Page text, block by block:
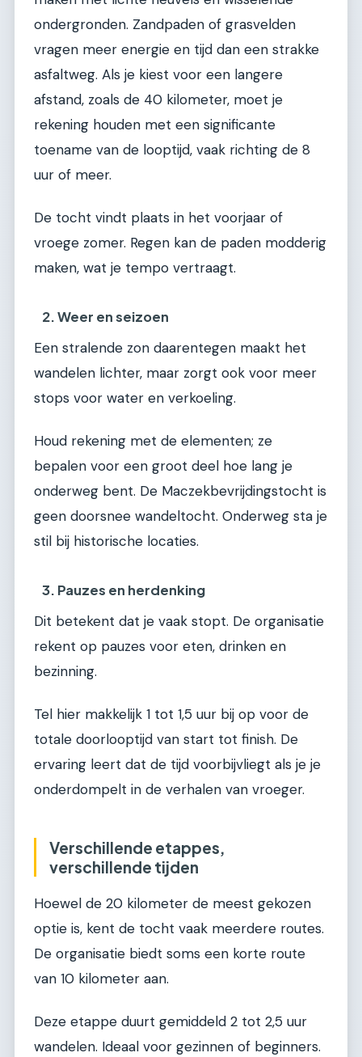
ondergronden. Zandpaden of grasvelden
vragen meer energie en tijd dan een strakke
asfaltweg. Als je kiest voor een langere
afstand, zoals de 40 kilometer, moet je
rekening houden met een significante
toename van de looptijd, vaak richting de 8
uur of meer.
De tocht vindt plaats in het voorjaar of
vroege zomer. Regen kan de paden modderig
maken, wat je tempo vertraagt.
2. Weer en seizoen
Een stralende zon daarentegen maakt het
wandelen lichter, maar zorgt ook voor meer
stops voor water en verkoeling.
Houd rekening met de elementen; ze
bepalen voor een groot deel hoe lang je
onderweg bent. De Maczekbevrijdingstocht is
geen doorsnee wandeltocht. Onderweg sta je
stil bij historische locaties.
3. Pauzes en herdenking
Dit betekent dat je vaak stopt. De organisatie
rekent op pauzes voor eten, drinken en
bezinning.
Tel hier makkelijk 1 tot 1,5 uur bij op voor de
totale doorlooptijd van start tot finish. De
ervaring leert dat de tijd voorbijvliegt als je je
onderdompelt in de verhalen van vroeger.
Verschillende etappes,
verschillende tijden
Hoewel de 20 kilometer de meest gekozen
optie is, kent de tocht vaak meerdere routes.
De organisatie biedt soms een korte route
van 10 kilometer aan.
Deze etappe duurt gemiddeld 2 tot 2,5 uur
wandelen. Ideaal voor gezinnen of beginners.